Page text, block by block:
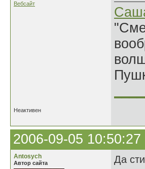
Вебсайт
Неактивен
2006-09-05 10:50:27
Antosych
Автор сайта
Да